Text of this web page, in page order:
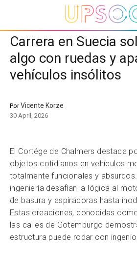
Carrera en Suecia
algo con ruedas y
vehículos insólitos
PorVicente Korze
30 April, 2026
El Cortége de Chalmers destaca
objetos cotidianos en vehículos
totalmente funcionales y
ingeniería desafían la lógica al
de basura y aspiradoras hasta
Estas creaciones, conocidas
las calles de Gotemburgo
estructura puede rodar con ingenio.